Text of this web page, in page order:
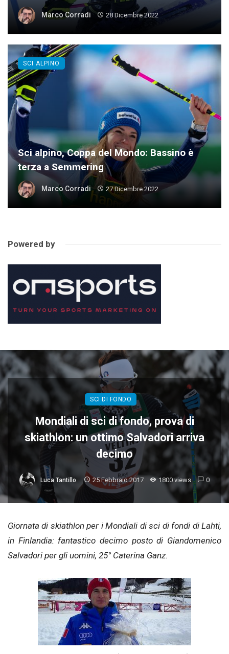
Marco Corradi 28 Dicembre 2022
Sci alpino, Coppa del Mondo: Bassino è
terza a Semmering
Marco Corradi 27 Dicembre 2022
SCI ALPINO
Powered by
SCI DI FONDO
Mondiali di sci di fondo, prova di
skiathlon: un ottimo Salvadori arriva
decimo
Luca Tantillo 25 Febbraio 2017 1800 views 0
Giornata di skiathlon per i Mondiali di sci di fondi di Lahti,
in Finlandia: fantastico decimo posto di Giandomenico
Salvadori per gli uomini, 25° Caterina Ganz.